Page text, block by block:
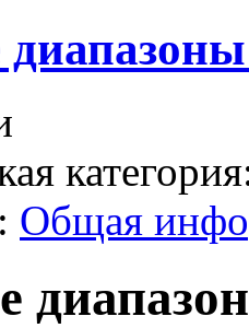
Общая